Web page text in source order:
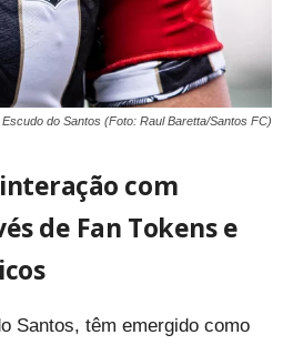
Escudo do Santos (Foto: Raul Baretta/Santos FC)
com
de Fan Tokens e
Santos, têm emergido como